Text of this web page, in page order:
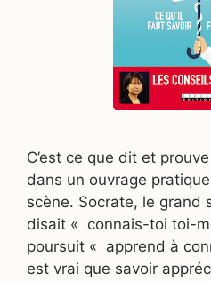
C’est ce que dit et
dans un ouvrage
scène. Socrate, le grand
disait « connais-toi toi-
poursuit « apprend à
est vrai que savoir